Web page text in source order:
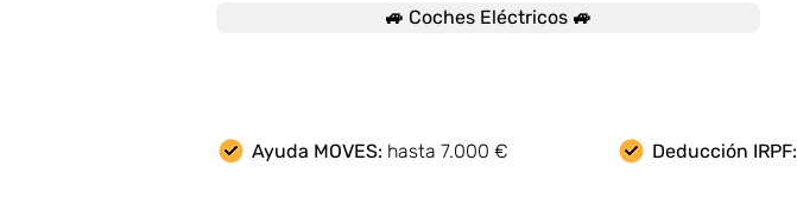
🚙 Coches Eléctricos 🚙
Ayuda MOVES: hasta 7.000 € Deducción IRPF: